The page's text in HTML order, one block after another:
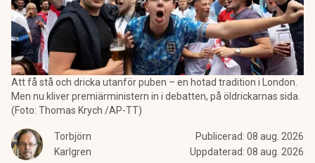
Att få stå och dricka utanför puben – en hotad tradition i London.
Men nu kliver premiärministern in i debatten, på öldrickarnas sida.
(Foto: Thomas Krych /AP-TT)
Torbjörn
Karlgren
Publicerad: 08 aug. 2026
Uppdaterad: 08 aug. 2026